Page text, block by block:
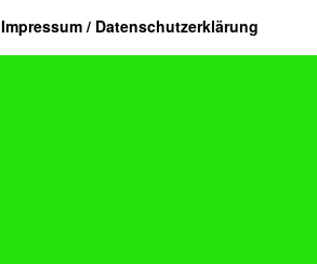
Impressum / Datenschutzerklärung